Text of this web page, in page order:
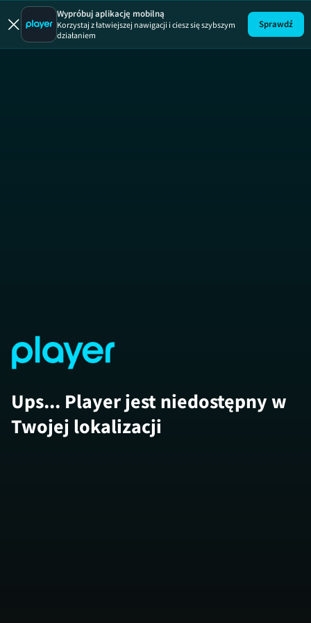
Wypróbuj aplikację mobilną
Korzystaj z łatwiejszej nawigacji i ciesz się szybszym
działaniem
Sprawdź
Ups... Player jest niedostępny w
Twojej lokalizacji